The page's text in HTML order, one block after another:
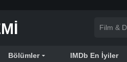
Bölümler IMDb En İyiler